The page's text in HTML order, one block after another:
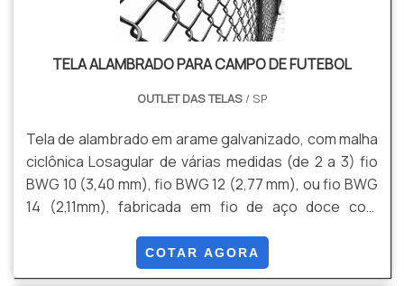
TELA ALAMBRADO PARA CAMPO DE FUTEBOL
OUTLET DAS TELAS/ SP
Tela de alambrado em arame galvanizado, com malha
ciclônica Losagular de várias medidas (de 2 a 3) fio
BWG 10 (3,40 mm), fio BWG 12 (2,77 mm), ou fio BWG
14 (2,11mm), fabricada em fio de aço doce com
acordo com a NBR 5589, galvanizado por imersão em
banho de zinco antes de tecer a malha, com uma
COTAR AGORA